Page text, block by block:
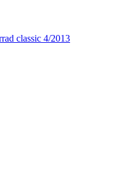
classic 4/2013